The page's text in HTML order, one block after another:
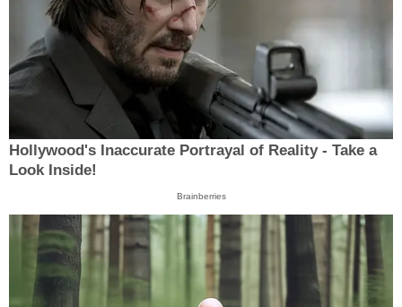
Hollywood's Inaccurate Portrayal of Reality - Take a
Look Inside!
Brainberries